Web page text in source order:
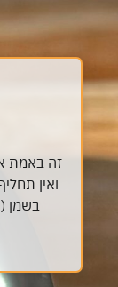
זה באמת
ואין
בשמן